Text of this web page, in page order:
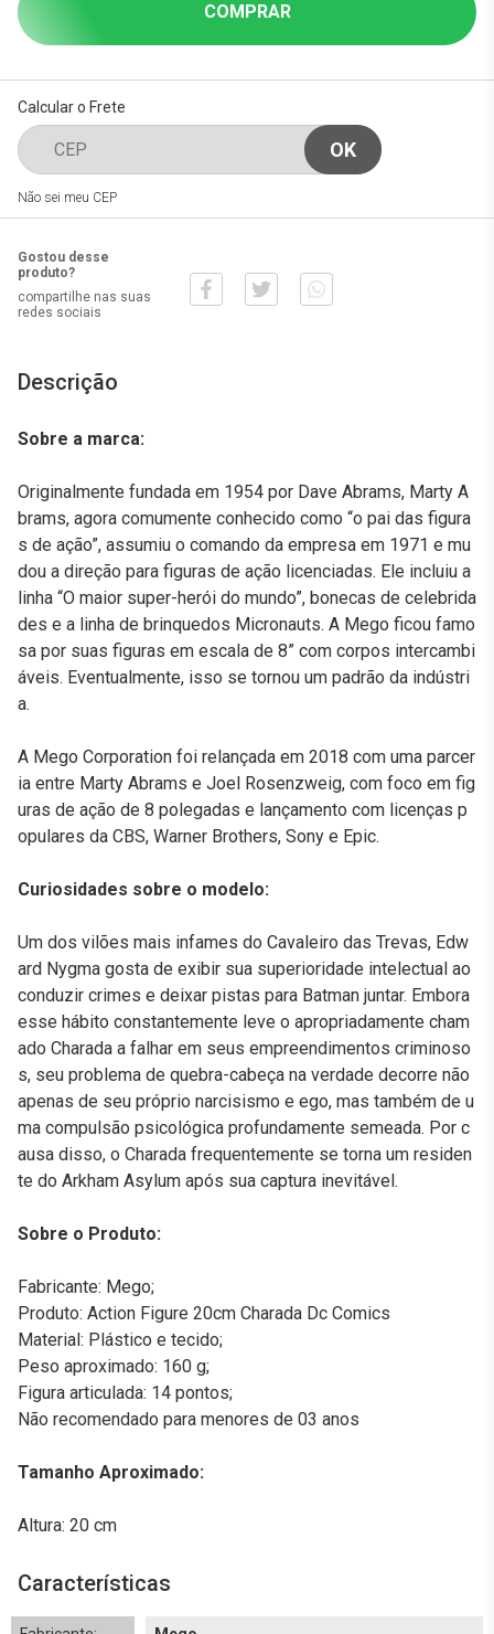
COMPRAR
Calcular o Frete
Não sei meu CEP
Gostou desse
produto?
compartilhe nas suas
redes sociais
Descrição
Sobre a marca:
Originalmente fundada em 1954 por Dave Abrams, Marty A
brams, agora comumente conhecido como “o pai das figura
s de ação”, assumiu o comando da empresa em 1971 e mu
dou a direção para figuras de ação licenciadas. Ele incluiu a
linha “O maior super-herói do mundo”, bonecas de celebrida
des e a linha de brinquedos Micronauts. A Mego ficou famo
sa por suas figuras em escala de 8” com corpos intercambi
áveis. Eventualmente, isso se tornou um padrão da indústri
a.
A Mego Corporation foi relançada em 2018 com uma parcer
ia entre Marty Abrams e Joel Rosenzweig, com foco em fig
uras de ação de 8 polegadas e lançamento com licenças p
opulares da CBS, Warner Brothers, Sony e Epic.
Curiosidades sobre o modelo:
Um dos vilões mais infames do Cavaleiro das Trevas, Edw
ard Nygma gosta de exibir sua superioridade intelectual ao
conduzir crimes e deixar pistas para Batman juntar. Embora
esse hábito constantemente leve o apropriadamente cham
ado Charada a falhar em seus empreendimentos criminoso
s, seu problema de quebra-cabeça na verdade decorre não
apenas de seu próprio narcisismo e ego, mas também de u
ma compulsão psicológica profundamente semeada. Por c
ausa disso, o Charada frequentemente se torna um residen
te do Arkham Asylum após sua captura inevitável.
Sobre o Produto:
Fabricante: Mego;
Produto: Action Figure 20cm Charada Dc Comics
Material: Plástico e tecido;
Peso aproximado: 160 g;
Figura articulada: 14 pontos;
Não recomendado para menores de 03 anos
Tamanho Aproximado:
Altura: 20 cm
Características